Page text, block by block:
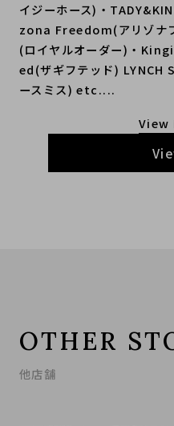
イジーホース)・
zona Freedom(アリゾナ
(ロイヤルオーダー)・
ed(ザギフテッド) LYNCH
ースミス) etc....
もっ
OTHER
他店舗